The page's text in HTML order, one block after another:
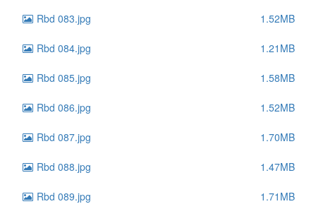
Rbd 083.jpg 1.52MB
Rbd 084.jpg 1.21MB
Rbd 085.jpg 1.58MB
Rbd 086.jpg 1.52MB
Rbd 087.jpg 1.70MB
Rbd 088.jpg 1.47MB
Rbd 089.jpg 1.71MB